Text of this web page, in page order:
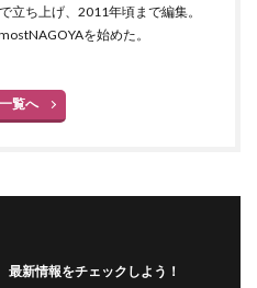
立ち上げ、2011年頃まで編集。
を始めた。
覧へ
最新情報をチェックしよう！